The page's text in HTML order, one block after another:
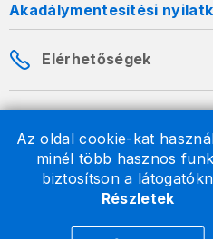
Az oldal cookie-kat
minél több hasznos
biztosítson a
Részletek
Akadálymentesítési
Elérhetőségek
A honlapon szereplő
formában szabadon
2026 © A Nemzeti Adó- és
jogvédelem alatt állnak.